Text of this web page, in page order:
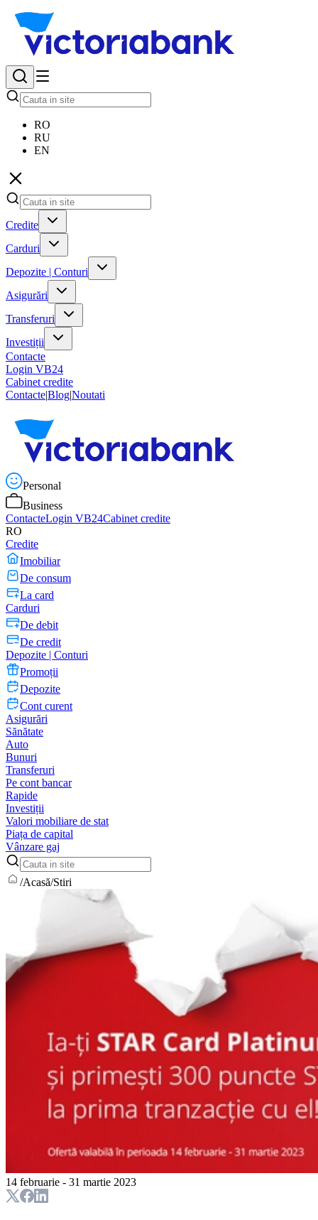
RO
RU
EN
Credite
Carduri
Depozite | Conturi
Asigurări
Transferuri
Investiții
Contacte
Login VB24
Cabinet credite
Contacte|Blog|Noutati
Personal
Business
ContacteLogin VB24Cabinet credite
RO
Credite
Imobiliar
De consum
La card
Carduri
De debit
De credit
Depozite | Conturi
Promoții
Depozite
Cont curent
Asigurări
Sănătate
Auto
Bunuri
Transferuri
Pe cont bancar
Rapide
Investiții
Valori mobiliare de stat
Piața de capital
Vânzare gaj
/Acasă/Stiri
14 februarie - 31 martie 2023